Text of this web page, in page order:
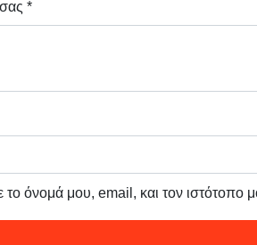
*
όνομά μου, email, και τον ιστότοπο